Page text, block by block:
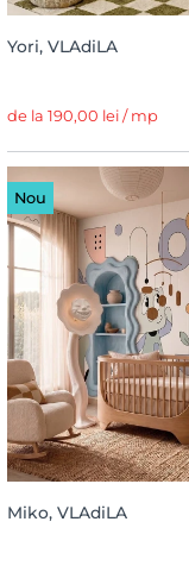
Yori, VLAdiLA
de la 190,00 lei / mp
Nou
Miko, VLAdiLA